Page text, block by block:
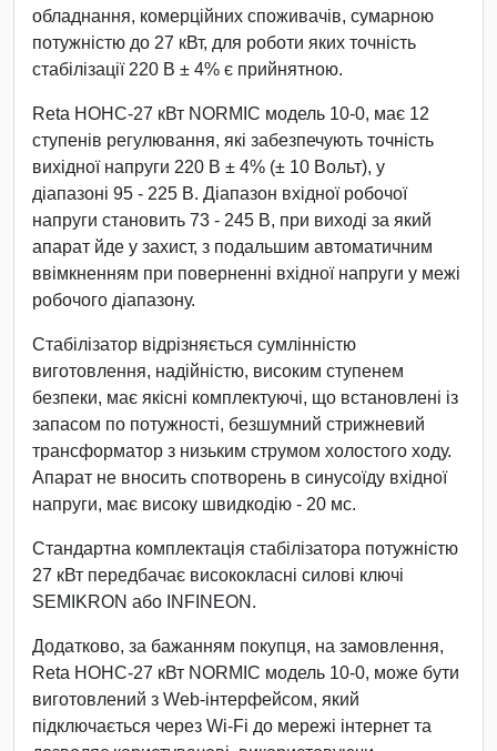
обладнання, комерційних споживачів, сумарною
потужністю до 27 кВт, для роботи яких точність
стабілізації 220 В ± 4% є прийнятною.
Reta НОНС-27 кВт NORMIC модель 10-0, має 12
ступенів регулювання, які забезпечують точність
вихідної напруги 220 В ± 4% (± 10 Вольт), у
діапазоні 95 - 225 В. Діапазон вхідної робочої
напруги становить 73 - 245 В, при виході за який
апарат йде у захист, з подальшим автоматичним
ввімкненням при поверненні вхідної напруги у межі
робочого діапазону.
Стабілізатор відрізняється сумлінністю
виготовлення, надійністю, високим ступенем
безпеки, має якісні комплектуючі, що встановлені із
запасом по потужності, безшумний стрижневий
трансформатор з низьким струмом холостого ходу.
Апарат не вносить спотворень в синусоїду вхідної
напруги, має високу швидкодію - 20 мс.
Стандартна комплектація стабілізатора потужністю
27 кВт передбачає висококласні силові ключі
SEMIKRON або INFINEON.
Додатково, за бажанням покупця, на замовлення,
Reta НОНС-27 кВт NORMIC модель 10-0, може бути
виготовлений з Web-інтерфейсом, який
підключається через Wi-Fi до мережі інтернет та